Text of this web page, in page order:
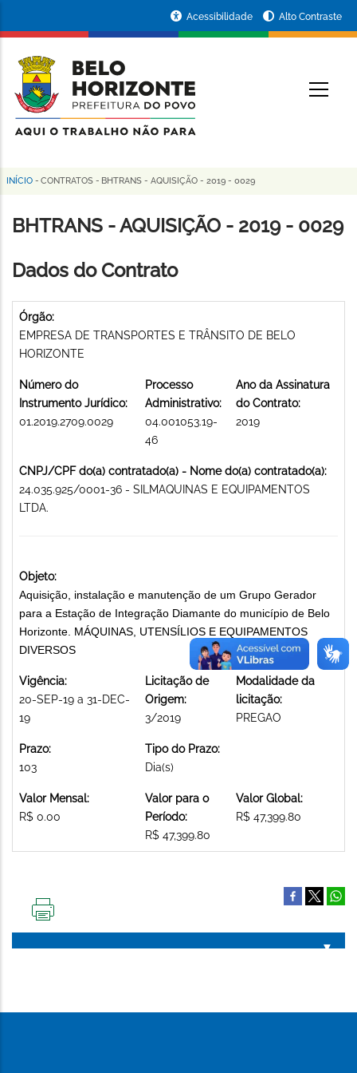
conteúdo
principal
da
Prefeitura
de
Horizonte
Acessibilidade Alto Contraste
Trilha
de
INÍCIO - CONTRATOS - BHTRANS - AQUISIÇÃO - 2019 - 0029
BHTRANS - AQUISIÇÃO - 2019 - 0029
Dados do Contrato
Órgão:
EMPRESA DE TRANSPORTES E TRÂNSITO DE BELO
HORIZONTE
Número do
Instrumento Jurídico:
01.2019.2709.0029
Processo
Administrativo:
04.001053.19-
46
Ano da Assinatura
do Contrato:
2019
CNPJ/CPF do(a) contratado(a) - Nome do(a) contratado(a):
24.035.925/0001-36 - SILMAQUINAS E EQUIPAMENTOS
LTDA.
Objeto:
Aquisição, instalação e manutenção de um Grupo Gerador
para a Estação de Integração Diamante do município de Belo
Horizonte. MÁQUINAS, UTENSÍLIOS E EQUIPAMENTOS
DIVERSOS
Vigência:
20-SEP-19 a 31-DEC-
19
Licitação de
Origem:
3/2019
Modalidade da
licitação:
PREGAO
Prazo:
103
Tipo do Prazo:
Dia(s)
Valor Mensal:
R$ 0.00
Valor para o
Período:
R$ 47,399.80
Valor Global:
R$ 47,399.80
PÁGINA